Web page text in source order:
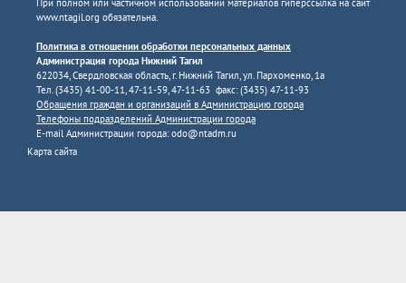
www.ntagil.org обязательна.
Политика в отношении обработки персональных данных
Администрация города Нижний Тагил
622034, Свердловская область, г. Нижний Тагил, ул. Пархоменко, 1а
Тел. (3435) 41-00-11, 47-11-59, 47-11-63 факс: (3435) 47-11-93
Обращения граждан и организаций в Администрацию города
Телефоны подразделений Администрации города
E-mail Администрации города:odo@ntadm.ru
Карта сайта